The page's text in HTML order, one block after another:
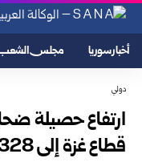
أخبار سوريا مجلس
دولي
ارتفاع حصيلة
قطاع غزة إلى 72,328 قتيلاً و172,184 مصاباً